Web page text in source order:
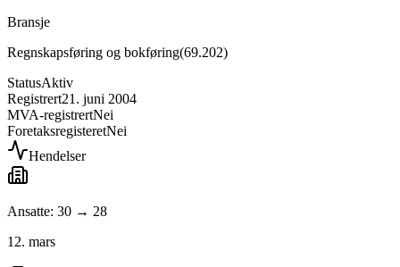
Bransje
Regnskapsføring og bokføring(69.202)
StatusAktiv
Registrert21. juni 2004
MVA-registrertNei
ForetaksregisteretNei
Hendelser
Ansatte: 30 → 28
12. mars